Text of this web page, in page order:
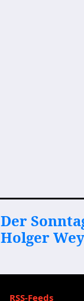
Der
Holger
RSS-Feeds